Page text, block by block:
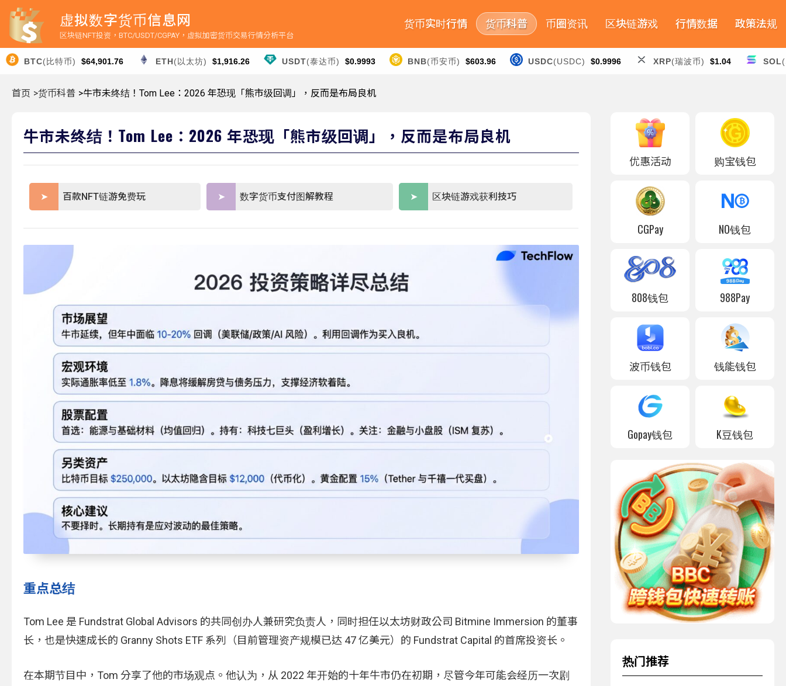
虚拟数字货币信息网
区块链NFT投资，BTC/USDT/CGPAY，虚拟加密货币交易行情分析平台
货币实时行情 货币科普 币圈资讯 区块链游戏 行情数据 政策法规
BTC(比特币) $64,901.76 ETH(以太坊) $1,916.26 USDT(泰达币) $0.9993 BNB(币安币) $603.96 USDC(USDC) $0.9996 XRP(瑞波币) $1.04 SOL
首页 >货币科普 >牛市未终结！Tom Lee：2026 年恐现「熊市级回调」，反而是布局良机
牛市未终结！Tom Lee：2026 年恐现「熊市级回调」，反而是布局良机
百款NFT链游免费玩 数字货币支付图解教程 区块链游戏获利技巧
重点总结
Tom Lee 是 Fundstrat Global Advisors 的共同创办人兼研究负责人，同时担任以太坊财政公司 Bitmine Immersion 的董事
长，也是快速成长的 Granny Shots ETF 系列（目前管理资产规模已达 47 亿美元）的 Fundstrat Capital 的首席投资长。
在本期节目中，Tom 分享了他的市场观点。他认为，从 2022 年开始的十年牛市仍在初期，尽管今年可能会经历一次剧
优惠活动 购宝钱包
CGPay NO钱包
808钱包 988Pay
波币钱包 钱能钱包
Gopay钱包 K豆钱包
热门推荐